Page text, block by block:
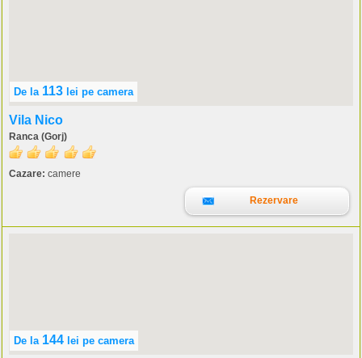
De la 113 lei pe camera
Vila Nico
Ranca (Gorj)
Cazare: camere
Rezervare
De la 144 lei pe camera